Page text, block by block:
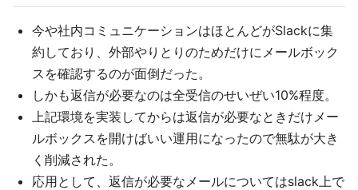
今や社内コミュニケーションはほとんどがSlackに集
約しており、外部やりとりのためだけにメールボック
スを確認するのが面倒だった。
しかも返信が必要なのは全受信のせいぜい10%程度。
上記環境を実装してからは返信が必要なときだけメー
ルボックスを開けばいい運用になったので無駄が大き
く削減された。
応用として、返信が必要なメールについてはslack上で